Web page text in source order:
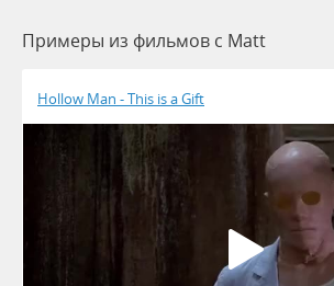
Примеры из фильмов c Matt
Hollow Man - This is a Gift